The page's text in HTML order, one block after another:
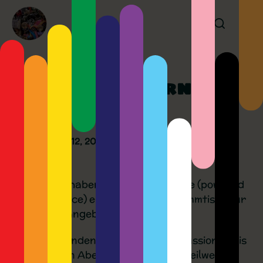
Normale Eltern-
February 12, 2021
An der rC3 haben wir als P&G-Space (powered
by c3Kidspace) einen täglichen Stammtisch für
uns Eltern angeboten.
In diesem fanden interessante Diskussionen bis
in die späten Abendstunden statt. Teilweise